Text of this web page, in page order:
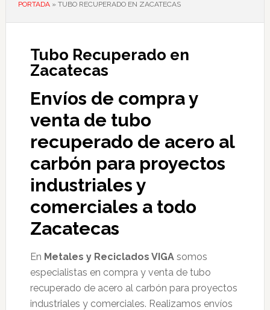
PORTADA» TUBO RECUPERADO EN ZACATECAS
Tubo Recuperado en
Zacatecas
Envíos de compra y
venta de tubo
recuperado de acero al
carbón para proyectos
industriales y
comerciales a todo
Zacatecas
En Metales y Reciclados VIGAsomos
especialistas en compra y venta de tubo
recuperado de acero al carbón para proyectos
industriales y comerciales. Realizamos envíos